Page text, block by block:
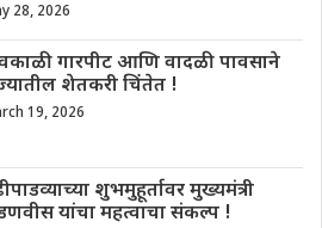
28, 2026
गारपीट आणि वादळी पावसाने
शेतकरी चिंतेत !
19, 2026
शुभमुहूर्तावर मुख्यमंत्री
यांचा महत्वाचा संकल्प !